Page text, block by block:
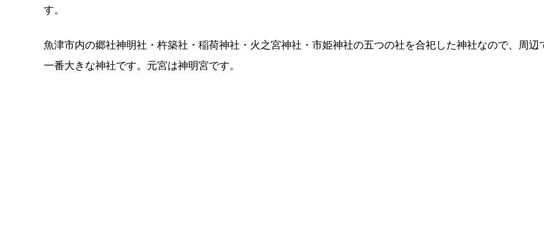
す。
魚津市内の郷社神明社・杵築社・稲荷神社・火之宮神社・市姫神社の五つの社を合祀した神社なので、周辺
一番大きな神社です。元宮は神明宮です。